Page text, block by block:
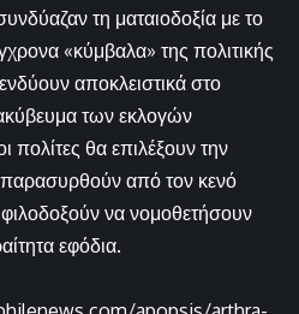
τη ματαιοδοξία με το
«κύμβαλα» της πολιτικής
αποκλειστικά στο
των εκλογών
πολίτες θα επιλέξουν την
από τον κενό
να νομοθετήσουν
εφόδια.